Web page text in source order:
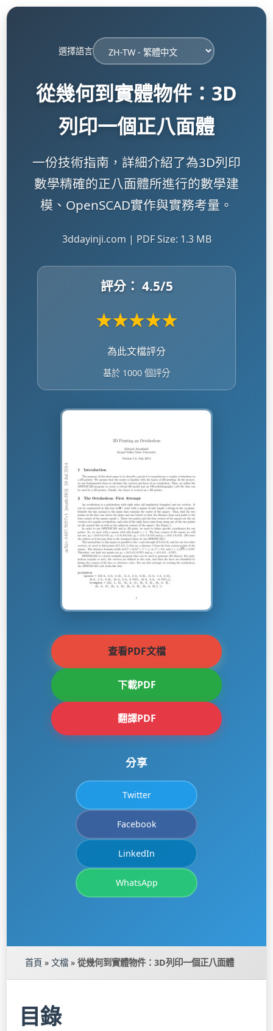
選擇語言
從幾何到實體物件：3D
列印一個正八面體
一份技術指南，詳細介紹了為3D列印
數學精確的正八面體所進行的數學建
模、OpenSCAD實作與實務考量。
3ddayinji.com | PDF Size: 1.3 MB
評分： 4.5/5
★★★★★
為此文檔評分
基於 1000 個評分
查看PDF文檔
下載PDF
翻譯PDF
分享
Twitter
Facebook
LinkedIn
WhatsApp
首頁 » 文檔 » 從幾何到實體物件：3D列印一個正八面體
目錄